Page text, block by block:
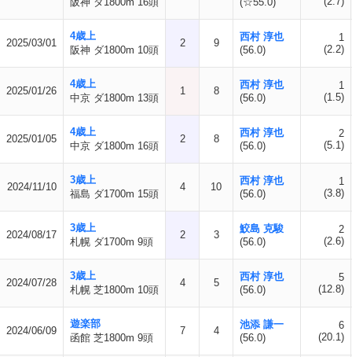
2025/03/01
4歳上
阪神 ダ1800m 10頭
2 9
西村 淳也
(56.0)
1
(2.2)
2025/01/26
4歳上
中京 ダ1800m 13頭
1 8
西村 淳也
(56.0)
1
(1.5)
2025/01/05
4歳上
中京 ダ1800m 16頭
2 8
西村 淳也
(56.0)
2
(5.1)
2024/11/10
3歳上
福島 ダ1700m 15頭
4 10
西村 淳也
(56.0)
1
(3.8)
2024/08/17
3歳上
札幌 ダ1700m 9頭
2 3
鮫島 克駿
(56.0)
2
(2.6)
2024/07/28
3歳上
札幌 芝1800m 10頭
4 5
西村 淳也
(56.0)
5
(12.8)
2024/06/09
遊楽部
函館 芝1800m 9頭
7 4
池添 謙一
(56.0)
6
(20.1)